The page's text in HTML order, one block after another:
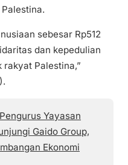
sebesar Rp512
dan kepedulian
rakyat Palestina,”
Yayasan
Gaido Group,
Ekonomi